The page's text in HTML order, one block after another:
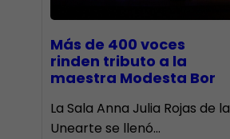
Más de 400 voces
rinden tributo a la
maestra Modesta Bor
​La Sala Anna Julia Rojas de la
Unearte se llenó…